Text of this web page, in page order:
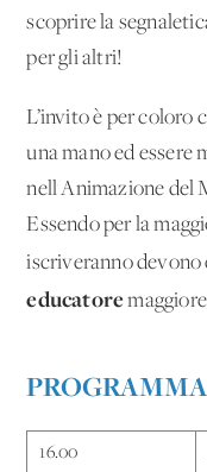
scoprire la
per gli altri!
L’invito è per coloro
una mano ed essere
nell'Animazione del
Essendo per la
iscriveranno devono
educatore
PROGRAMMA
16.00